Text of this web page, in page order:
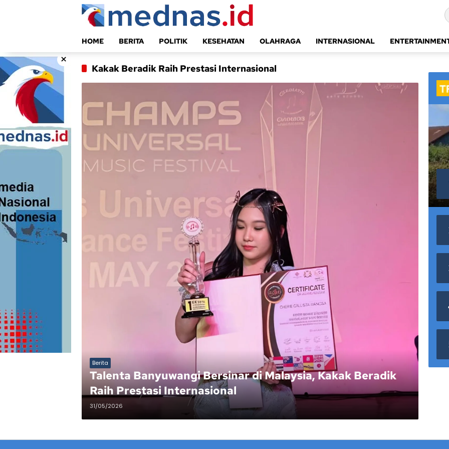
HOME BERITA POLITIK KESEHATAN OLAHRAGA INTERNASIONAL
×
Kakak Beradik Raih Prestasi Internasional
Berita
Talenta Banyuwangi Bersinar di Malaysia, Kakak Beradik
Raih Prestasi Internasional
31/05/2026